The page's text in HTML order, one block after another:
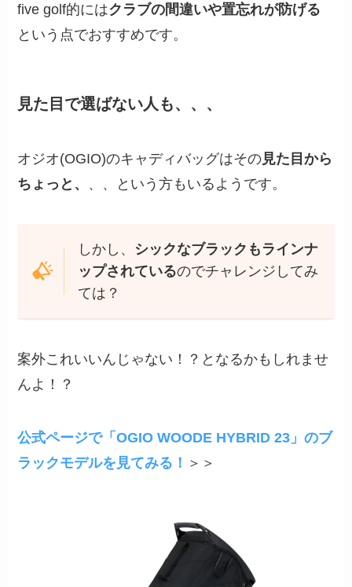
five golf的にはクラブの間違いや置忘れが防げる
という点でおすすめです。
見た目で選ばない人も、、、
オジオ(OGIO)のキャディバッグはその見た目から
ちょっと、 、、という方もいるようです。
しかし、
シックなブラックもラインナ
ップされているのでチャレンジしてみ
ては？
案外これいいんじゃない！？となるかもしれませ
んよ！？
公式ページで「OGIO WOODE HYBRID 23」のブ
ラックモデルを見てみる！ ＞＞